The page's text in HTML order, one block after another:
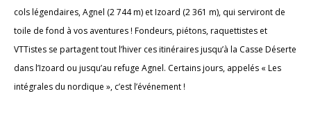
cols légendaires, Agnel (2 744 m) et Izoard (2 361 m), qui serviront de
toile de fond à vos aventures ! Fondeurs, piétons, raquettistes et
VTTistes se partagent tout l’hiver ces itinéraires jusqu’à la Casse Déserte
dans l’Izoard ou jusqu’au refuge Agnel. Certains jours, appelés « Les
intégrales du nordique », c’est l’événement !